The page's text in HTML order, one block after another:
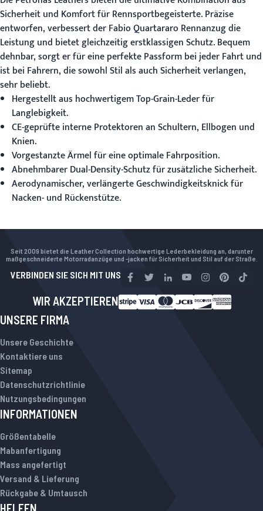
Sicherheit und Komfort für Rennsportbegeisterte. Präzise
entworfen, verbessert der Fabio Quartararo Rennanzug die
Leistung und bietet gleichzeitig erstklassigen Schutz. Bequem
dehnbar, sorgt er für eine perfekte Passform bei jeder Fahrt und
ist bei Fahrern, die sowohl Stil als auch Sicherheit verlangen,
sehr beliebt.
Hergestellt aus hochwertigem Top-Grain-Leder für
Langlebigkeit.
CE-geprüfte interne Protektoren an Schultern, Ellbogen und
Knien.
Vorgestanzte Ärmel für eine optimale Fahrposition.
Abnehmbarer Dual-Density-Schutz für zusätzliche Sicherheit.
Aerodynamischer, verlängerte Geschwindigkeitsknick für
Nacken- und Rückenstütze.
Seit 2009 bietet die Leather Collection hochwertige Lederbekleidung an, darunter
maßgeschneiderte Motorradanzüge und -jacken für Sicherheit und Stil auf der Straße.
VERBINDEN SIE SICH MIT UNS
WIR AKZEPTIEREN
UNSERE FIRMA
Unsere Geschichte
Kontaktiere uns
Sitemap
Datenschutzrichtlinie
Nutzungsbedingungen
INFORMATIONEN
Größentabelle
Mabanfertigung
Mass angefertigt
Versand & Lieferung
Rückgabe & Umtausch
HELFEN